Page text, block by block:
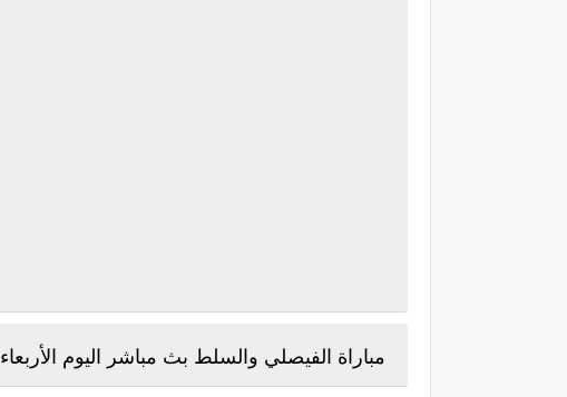
مباراة الفيصلي والسلط بث مباشر اليوم الأربعاء 20-10-2021 في الدوري الأردني